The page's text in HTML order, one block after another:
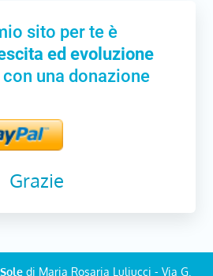
sito per te è
ed evoluzione
una donazione
Grazie
di Maria Rosaria Luliucci - Via G.